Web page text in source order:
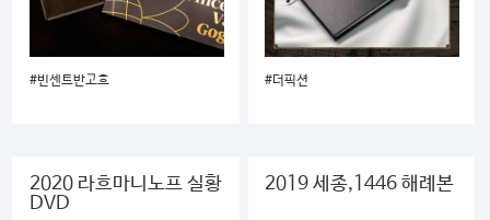
검색 마이티글로벌
#빈센트반고흐 #더픽션
2020 라흐마니노프 실황
DVD
2019 세종,1446 해례본